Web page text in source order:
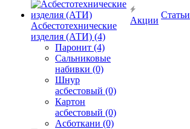
Асбестотехнические
изделия (АТИ) (4)
Паронит (4)
Сальниковые
набивки (0)
Шнур
асбестовый (0)
Картон
асбестовый (0)
Асботкани (0)
Акции
Статьи